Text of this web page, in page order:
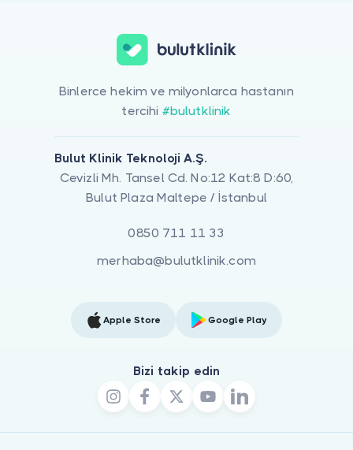
Binlerce hekim ve milyonlarca hastanın
tercihi #bulutklinik
Bulut Klinik Teknoloji A.Ş.
Cevizli Mh. Tansel Cd. No:12 Kat:8 D:60,
Bulut Plaza Maltepe / İstanbul
0850 711 11 33
merhaba@bulutklinik.com
Apple Store Google Play
Bizi takip edin